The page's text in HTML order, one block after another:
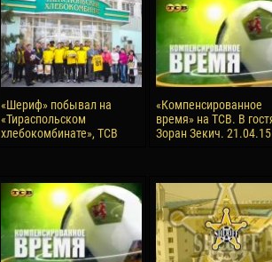
28 June
Soumaila MAGASSOUBA
10 July
Bourama FOMBA
15 July
Ivan DYULGEROV
«Шериф» побывал на
«Тираспольском
хлебокомбинате», ТСВ
«Компенсированное
время» на ТСВ. В
Зоран Зекич. 21.04.15